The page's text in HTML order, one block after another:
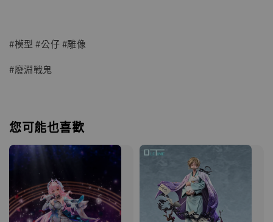
#模型 #公仔 #雕像
#廢淵戰鬼
您可能也喜歡